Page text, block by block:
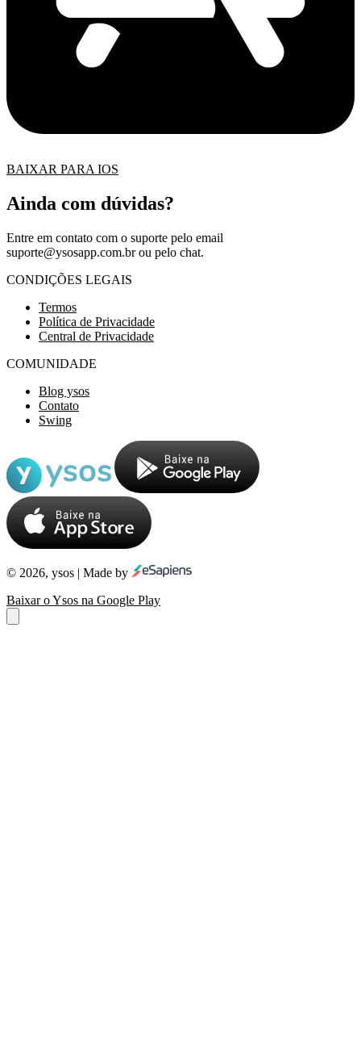
BAIXAR PARA IOS
Ainda com dúvidas?
Entre em contato com o suporte pelo email
suporte@ysosapp.com.brou pelo chat.
CONDIÇÕES LEGAIS
Termos
Política de Privacidade
Central de Privacidade
COMUNIDADE
Blog ysos
Contato
Swing
© 2026, ysos | Made by
Baixar o Ysos na Google Play